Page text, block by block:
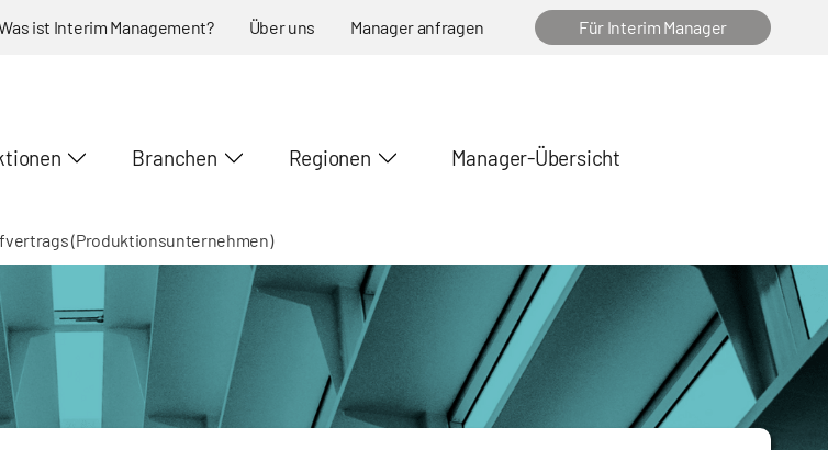
ist Interim Management? Über uns Manager anfragen Für Interim Manager
Branchen Regionen Manager-Übersicht
(Produktionsunternehmen)